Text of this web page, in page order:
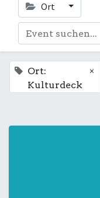
Ort
Ort:
Kulturdeck
×